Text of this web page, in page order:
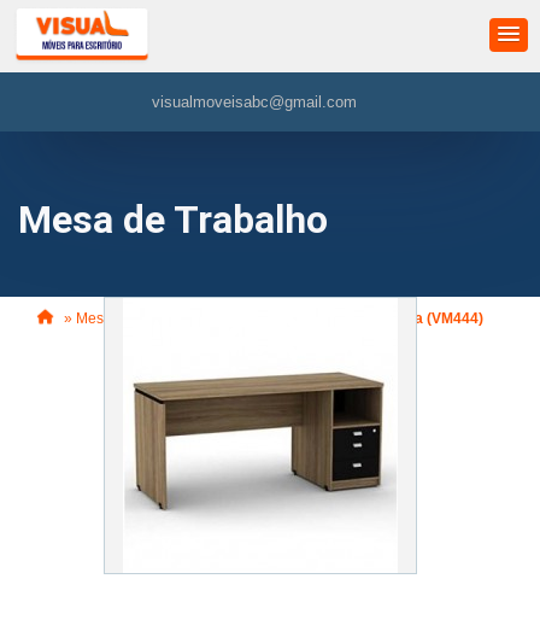
visualmoveisabc@gmail.com
Mesa de Trabalho
» Mesa de Trabalho Mesa Reta Pé Gaveteiro Arena (VM444)